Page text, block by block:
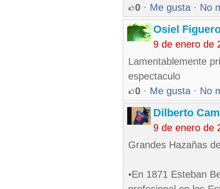
0 · Me gusta · No
Osiel
9 de enero de
Lamentablemente
espectaculo
0 · Me gusta · No
Dilberto
9 de enero de
Grandes Hazañas
•En 1871 Esteban